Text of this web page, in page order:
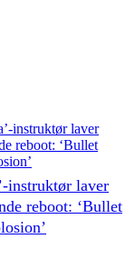
instruktør laver
reboot: ‘Bullet